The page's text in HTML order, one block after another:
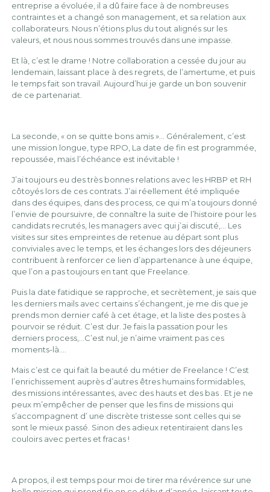
entreprise a évoluée, il a dû faire face à de nombreuses
contraintes et a changé son management, et sa relation aux
collaborateurs. Nous n’étions plus du tout alignés sur les
valeurs, et nous nous sommes trouvés dans une impasse.
Et là, c’est le drame ! Notre collaboration a cessée du jour au
lendemain, laissant place à des regrets, de l’amertume, et puis
le temps fait son travail. Aujourd’hui je garde un bon souvenir
de ce partenariat.
La seconde, « on se quitte bons amis »… Généralement, c’est
une mission longue, type RPO, La date de fin est programmée,
repoussée, mais l’échéance est inévitable !
J’ai toujours eu des très bonnes relations avec les HRBP et RH
côtoyés lors de ces contrats. J’ai réellement été impliquée
dans des équipes, dans des process, ce qui m’a toujours donné
l’envie de poursuivre, de connaître la suite de l’histoire pour les
candidats recrutés, les managers avec qui j’ai discuté,… Les
visites sur sites empreintes de retenue au départ sont plus
conviviales avec le temps, et les échanges lors des déjeuners
contribuent à renforcer ce lien d’appartenance à une équipe,
que l’on a pas toujours en tant que Freelance.
Puis la date fatidique se rapproche, et secrètement, je sais que
les derniers mails avec certains s’échangent, je me dis que je
prends mon dernier café à cet étage, et la liste des postes à
pourvoir se réduit. C’est dur. Je fais la passation pour les
derniers process,…C’est nul, je n’aime vraiment pas ces
moments-là….
Mais c’est ce qui fait la beauté du métier de Freelance ! C’est
l’enrichissement auprès d’autres êtres humains formidables,
des missions intéressantes, avec des hauts et des bas . Et je ne
peux m’empêcher de penser que les fins de missions qui
s’accompagnent d’ une discrète tristesse sont celles qui se
sont le mieux passé. Sinon des adieux retentiraient dans les
couloirs avec pertes et fracas !
A propos, il est temps pour moi de tirer ma révérence sur une